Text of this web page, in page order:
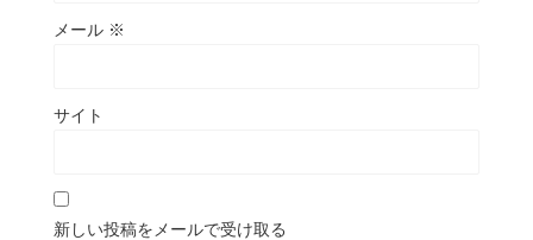
メール ※
サイト
新しい投稿をメールで受け取る